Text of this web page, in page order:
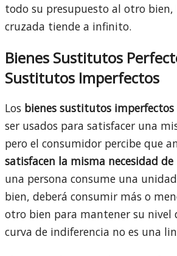
todo su presupuesto al otro
cruzada tiende a infinito.
Bienes Sustitutos
Sustitutos Imperfectos
Los bienes sustitutos imperfectos
ser usados para satisfacer una
pero el consumidor percibe que
satisfacen la misma necesidad
una persona consume una
bien, deberá consumir más o
otro bien para mantener su nivel
curva de indiferencia no es una